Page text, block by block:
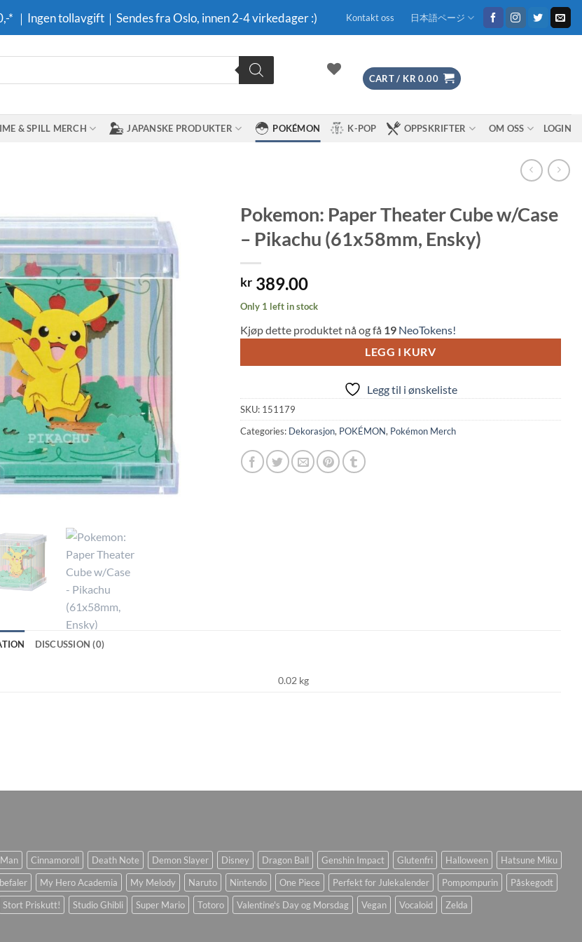
* ｜Ingen tollavgift｜Sendes fra Oslo, innen 2-4 virkedager :) Kontakt oss 日本語ページ
CART / KR 0.00
& SPILL MERCH JAPANSKE PRODUKTER POKÉMON K-POP OPPSKRIFTER OM OSS LOGIN
Legg til i
ønskeliste
Pokemon: Paper Theater Cube w/Case
– Pikachu (61x58mm, Ensky)
kr389.00
Only 1 left in stock
Kjøp dette produktet nå og få 19NeoTokens!
LEGG I KURV
Legg til i ønskeliste
SKU: 151179
Categories: Dekorasjon, POKÉMON, Pokémon Merch
DISCUSSION (0)
0.02 kg
Cinnamoroll Death Note Demon Slayer Disney Dragon Ball Genshin Impact Glutenfri Halloween
Hatsune Miku
My Hero Academia My Melody Naruto Nintendo One Piece Perfekt for Julekalender Pompompurin
Påskegodt
Stort Priskutt! Studio Ghibli Super Mario Totoro Valentine's Day og Morsdag Vegan Vocaloid Zelda